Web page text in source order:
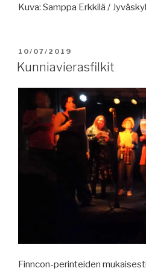
Kuva: Samppa Erkkilä /
JULKAISTU
10/07/2019
Kunniavierasfilkit
Finncon-perinteiden